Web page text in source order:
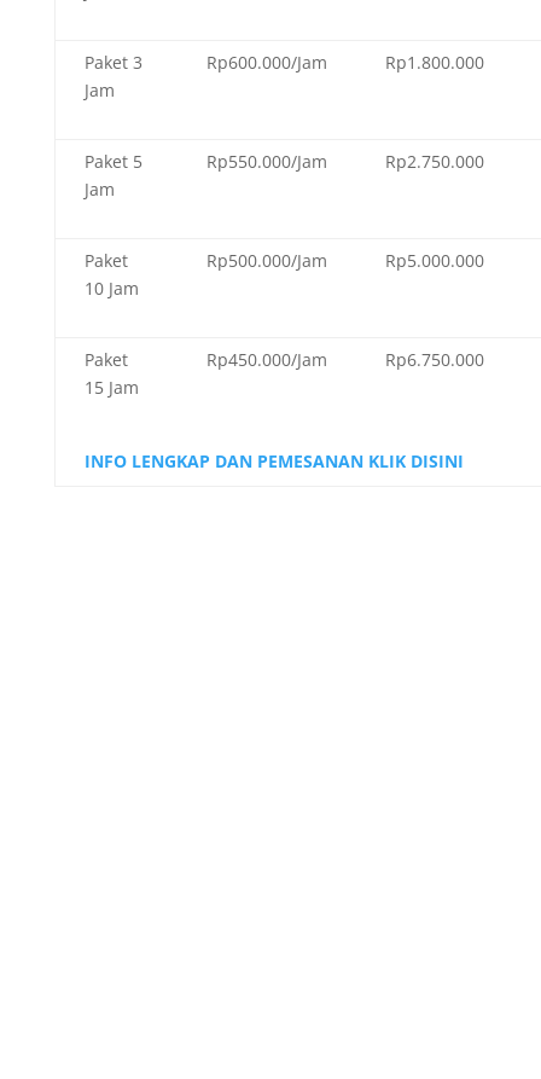
Paket 3
Jam
Rp600.000/Jam Rp1.800.000
Paket 5
Jam
Rp550.000/Jam Rp2.750.000
Paket
10 Jam
Rp500.000/Jam Rp5.000.000
Paket
15 Jam
Rp450.000/Jam Rp6.750.000
INFO LENGKAP DAN PEMESANAN KLIK DISINI